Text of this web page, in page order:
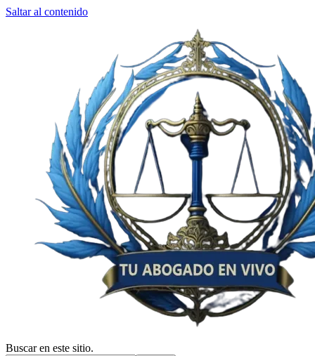
Saltar al contenido
Buscar en este sitio.